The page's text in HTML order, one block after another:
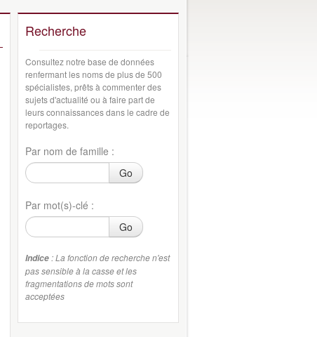
Recherche
Consultez notre base de données
renfermant les noms de plus de 500
spécialistes, prêts à commenter des
sujets d'actualité ou à faire part de
leurs connaissances dans le cadre de
reportages.
Par nom de famille :
Go
Par mot(s)-clé :
Go
Indice : La fonction de recherche n'est
pas sensible à la casse et les
fragmentations de mots sont
acceptées